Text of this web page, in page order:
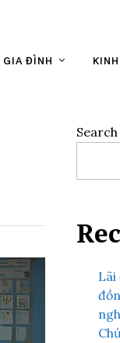
GIA ĐÌNH
Search
Lãi